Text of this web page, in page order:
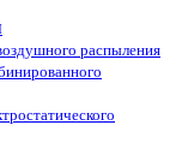
распыления